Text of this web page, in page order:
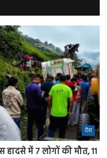
देश
में 7 लोगों की मौत, 11